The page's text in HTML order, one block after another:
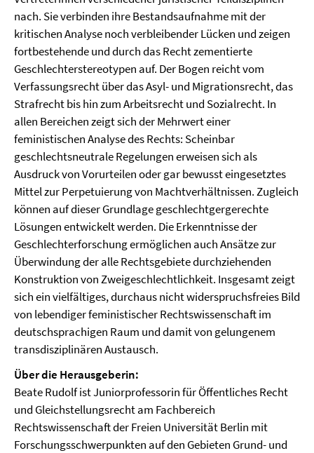
nach. Sie verbinden ihre Bestandsaufnahme mit der
kritischen Analyse noch verbleibender Lücken und zeigen
fortbestehende und durch das Recht zementierte
Geschlechterstereotypen auf. Der Bogen reicht vom
Verfassungsrecht über das Asyl- und Migrationsrecht, das
Strafrecht bis hin zum Arbeitsrecht und Sozialrecht. In
allen Bereichen zeigt sich der Mehrwert einer
feministischen Analyse des Rechts: Scheinbar
geschlechtsneutrale Regelungen erweisen sich als
Ausdruck von Vorurteilen oder gar bewusst eingesetztes
Mittel zur Perpetuierung von Machtverhältnissen. Zugleich
können auf dieser Grundlage geschlechtgergerechte
Lösungen entwickelt werden. Die Erkenntnisse der
Geschlechterforschung ermöglichen auch Ansätze zur
Überwindung der alle Rechtsgebiete durchziehenden
Konstruktion von Zweigeschlechtlichkeit. Insgesamt zeigt
sich ein vielfältiges, durchaus nicht widerspruchsfreies Bild
von lebendiger feministischer Rechtswissenschaft im
deutschsprachigen Raum und damit von gelungenem
transdisziplinären Austausch.
Über die Herausgeberin:
Beate Rudolf ist Juniorprofessorin für Öffentliches Recht
und Gleichstellungsrecht am Fachbereich
Rechtswissenschaft der Freien Universität Berlin mit
Forschungsschwerpunkten auf den Gebieten Grund- und